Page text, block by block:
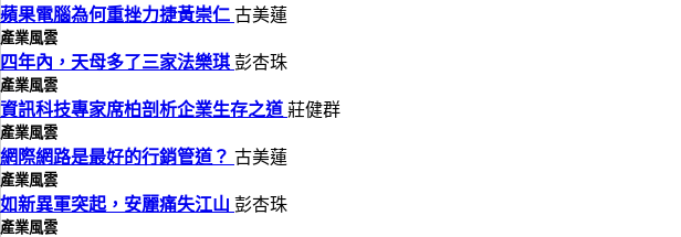
蘋果電腦為何重挫力捷黃崇仁 古美蓮
產業風雲
四年內，天母多了三家法樂琪 彭杏珠
產業風雲
資訊科技專家席柏剖析企業生存之道 莊健群
產業風雲
網際網路是最好的行銷管道？ 古美蓮
產業風雲
如新異軍突起，安麗痛失江山 彭杏珠
產業風雲